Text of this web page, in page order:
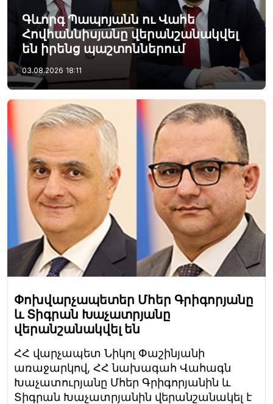
Գևորգ Պապոյանն ու Վահե
Հովհաննիսյանը վերանշանակվել
են իրենց պաշտոններում
03.08.2026 18:11
Փոխվարչապետեր Մհեր Գրիգորյանը
և Տիգրան Խաչատրյանը
վերանշանակվել են
ՀՀ վարչապետ Նիկոլ Փաշինյանի
առաջարկով, ՀՀ նախագահ Վահագն
Խաչատուրյանը Մհեր Գրիգորյանին և
Տիգրան Խաչատրյանին վերանշանակել է